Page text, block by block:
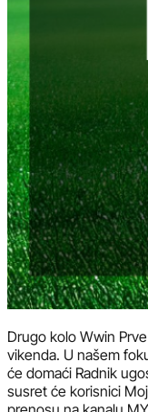
Drugo kolo Wwin
vikenda. U našem
će domaći Radnik
susret će korisnici